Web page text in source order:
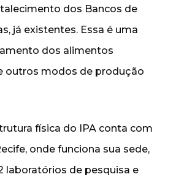
dos Bancos de
já existentes. Essa é uma
dos alimentos
outros modos de produção
física do IPA conta com
onde funciona sua sede,
laboratórios de pesquisa e